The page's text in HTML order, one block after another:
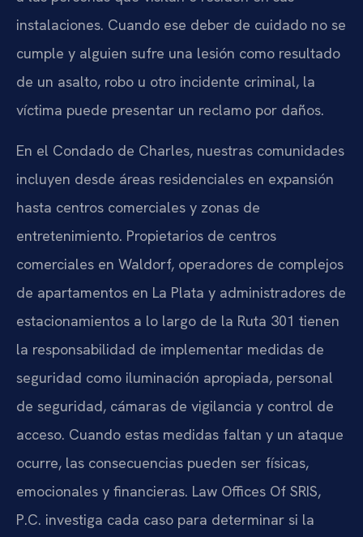
instalaciones. Cuando ese deber de cuidado no se
cumple y alguien sufre una lesión como resultado
de un asalto, robo u otro incidente criminal, la
víctima puede presentar un reclamo por daños.
En el Condado de Charles, nuestras comunidades
incluyen desde áreas residenciales en expansión
hasta centros comerciales y zonas de
entretenimiento. Propietarios de centros
comerciales en Waldorf, operadores de complejos
de apartamentos en La Plata y administradores de
estacionamientos a lo largo de la Ruta 301 tienen
la responsabilidad de implementar medidas de
seguridad como iluminación apropiada, personal
de seguridad, cámaras de vigilancia y control de
acceso. Cuando estas medidas faltan y un ataque
ocurre, las consecuencias pueden ser físicas,
emocionales y financieras. Law Offices Of SRIS,
P.C. investiga cada caso para determinar si la